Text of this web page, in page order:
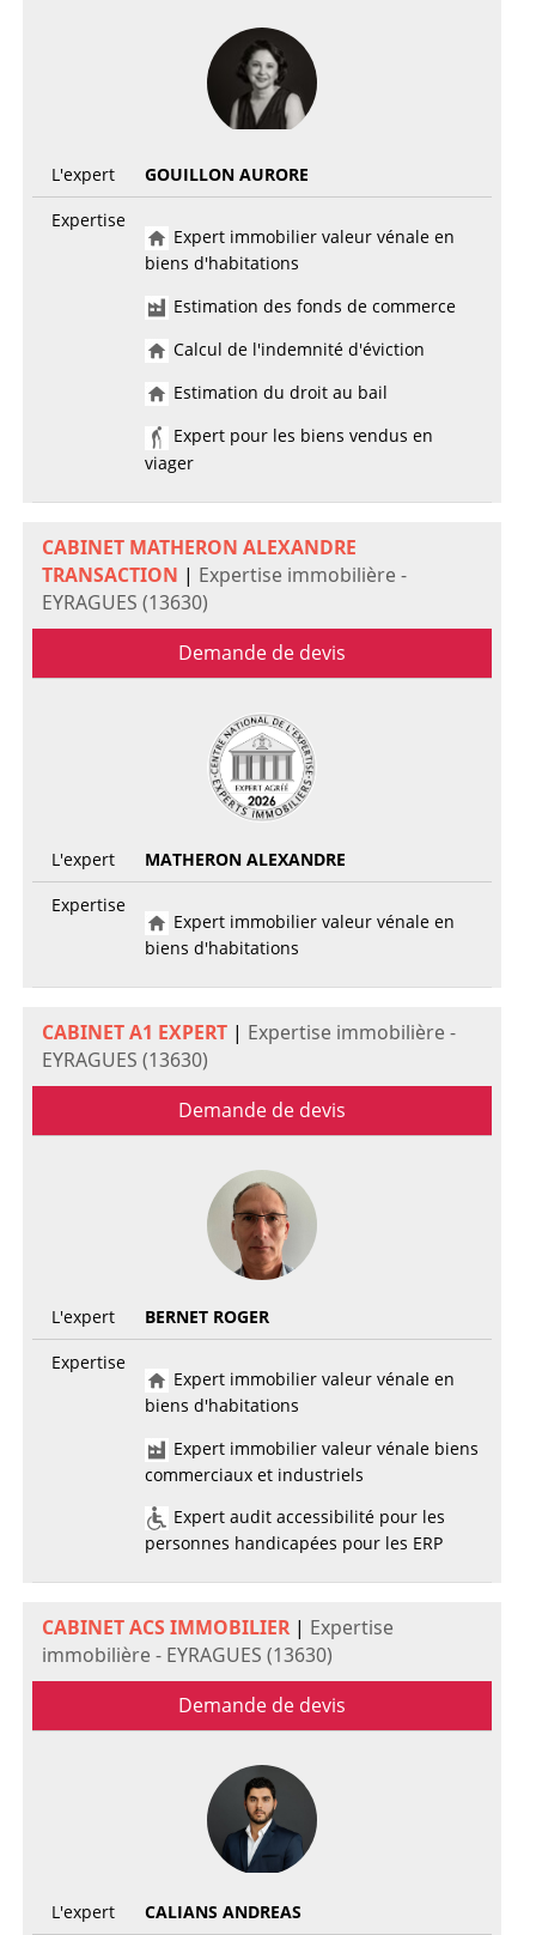
L'expert
GOUILLON AURORE
Expertise
Expert immobilier valeur vénale en
biens d'habitations
Estimation des fonds de commerce
Calcul de l'indemnité d'éviction
Estimation du droit au bail
Expert pour les biens vendus en
viager
CABINET MATHERON ALEXANDRE
TRANSACTION | Expertise immobilière -
EYRAGUES (13630)
Demande de devis
L'expert
MATHERON ALEXANDRE
Expertise
Expert immobilier valeur vénale en
biens d'habitations
CABINET A1 EXPERT| Expertise immobilière -
EYRAGUES (13630)
Demande de devis
L'expert
BERNET ROGER
Expertise
Expert immobilier valeur vénale en
biens d'habitations
Expert immobilier valeur vénale biens
commerciaux et industriels
Expert audit accessibilité pour les
personnes handicapées pour les ERP
CABINET ACS IMMOBILIER| Expertise
immobilière - EYRAGUES (13630)
Demande de devis
L'expert CALIANS ANDREAS